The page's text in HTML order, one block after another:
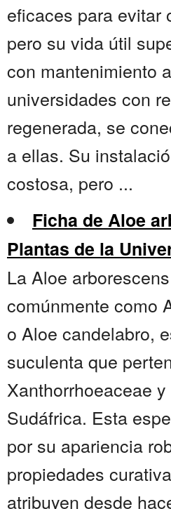
eficaces para evitar
pero su vida útil
con mantenimiento
universidades con
regenerada, se
a ellas. Su
costosa, pero ...
Ficha de Aloe
Plantas de la
La Aloe
comúnmente como
o Aloe candelabro,
suculenta que
Xanthorrhoeaceae
Sudáfrica. Esta
por su apariencia
propiedades
atribuyen desde